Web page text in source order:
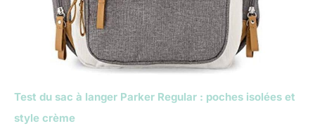
Test du sac à langer Parker Regular : poches isolées et
style crème